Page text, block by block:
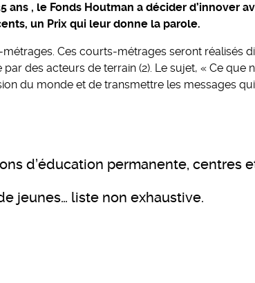
ans , le Fonds Houtman a décider d’innover
un Prix qui leur donne la parole.
Ces courts-métrages seront réalisés
des acteurs de terrain (2). Le sujet, « Ce que
du monde et de transmettre les messages
d’éducation permanente, centres
jeunes… liste non exhaustive.